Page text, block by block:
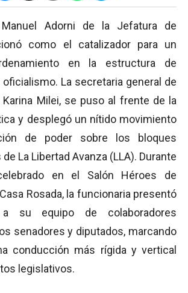
Adorni de la Jefatura de
como el catalizador para un
en la estructura de
La secretaria general de
Karina Milei, se puso al frente de la
y desplegó un nítido movimiento
de poder sobre los bloques
La Libertad Avanza (LLA). Durante
en el Salón Héroes de
Rosada, la funcionaria presentó
a su equipo de colaboradores
senadores y diputados, marcando
conducción más rígida y vertical
legislativos.